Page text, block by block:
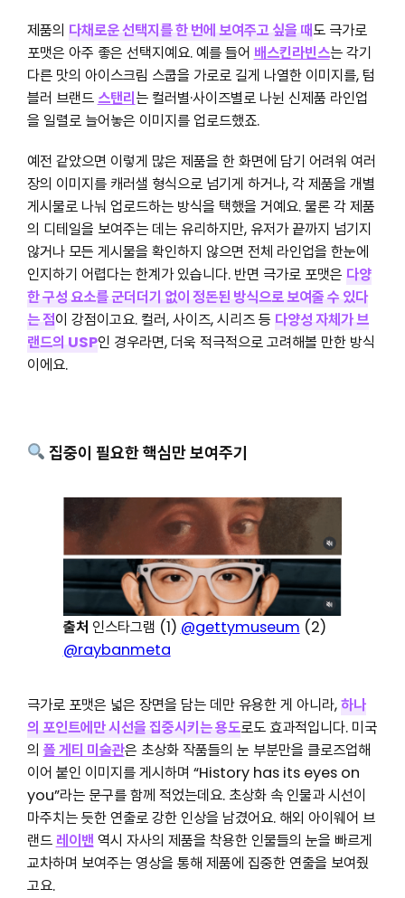
제품의 다채로운 선택지를 한 번에 보여주고 싶을 때도 극가로
포맷은 아주 좋은 선택지예요. 예를 들어 배스킨라빈스는 각기
다른 맛의 아이스크림 스쿱을 가로로 길게 나열한 이미지를, 텀
블러 브랜드스탠리는 컬러별·사이즈별로 나뉜 신제품 라인업
을 일렬로 늘어놓은 이미지를 업로드했죠.
예전 같았으면 이렇게 많은 제품을 한 화면에 담기 어려워 여러
장의 이미지를 캐러샐 형식으로 넘기게 하거나, 각 제품을 개별
게시물로 나눠 업로드하는 방식을 택했을 거예요. 물론 각 제품
의 디테일을 보여주는 데는 유리하지만, 유저가 끝까지 넘기지
않거나 모든 게시물을 확인하지 않으면 전체 라인업을 한눈에
인지하기 어렵다는 한계가 있습니다. 반면 극가로 포맷은 다양
한 구성 요소를 군더더기 없이 정돈된 방식으로 보여줄 수 있다
는 점이 강점이고요. 컬러, 사이즈, 시리즈 등 다양성 자체가 브
랜드의 USP인 경우라면, 더욱 적극적으로 고려해볼 만한 방식
이에요.
집중이 필요한 핵심만 보여주기
출처 인스타그램 (1) @gettymuseum (2)
@raybanmeta
극가로 포맷은 넓은 장면을 담는 데만 유용한 게 아니라,하나
의 포인트에만 시선을 집중시키는 용도로도 효과적입니다. 미국
의 폴 게티 미술관은 초상화 작품들의 눈 부분만을 클로즈업해
이어 붙인 이미지를 게시하며 “History has its eyes on
you”라는 문구를 함께 적었는데요. 초상화 속 인물과 시선이
마주치는 듯한 연출로 강한 인상을 남겼어요. 해외 아이웨어 브
랜드 레이밴역시 자사의 제품을 착용한 인물들의 눈을 빠르게
교차하며 보여주는 영상을 통해 제품에 집중한 연출을 보여줬
고요.